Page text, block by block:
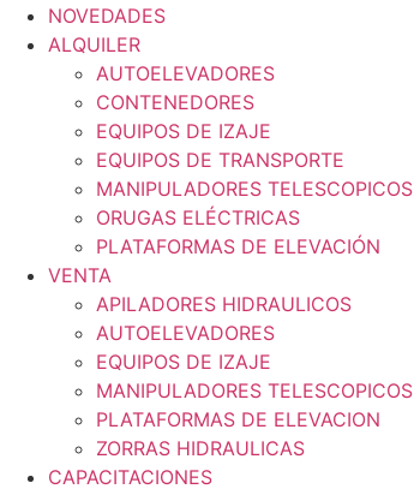
NOVEDADES
ALQUILER
AUTOELEVADORES
CONTENEDORES
EQUIPOS DE IZAJE
EQUIPOS DE TRANSPORTE
MANIPULADORES TELESCOPICOS
ORUGAS ELÉCTRICAS
PLATAFORMAS DE ELEVACIÓN
VENTA
APILADORES HIDRAULICOS
AUTOELEVADORES
EQUIPOS DE IZAJE
MANIPULADORES TELESCOPICOS
PLATAFORMAS DE ELEVACION
ZORRAS HIDRAULICAS
CAPACITACIONES